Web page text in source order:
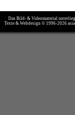
Das Bild- & Videomaterial
Texte & Webdesign © 1996-2026